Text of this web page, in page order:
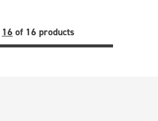
16 of 16 products